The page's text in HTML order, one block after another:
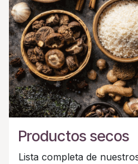
Productos secos
Lista completa de